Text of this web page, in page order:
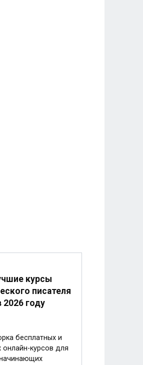
курсы
писателя
2026 году
бесплатных и
онлайн-курсов для